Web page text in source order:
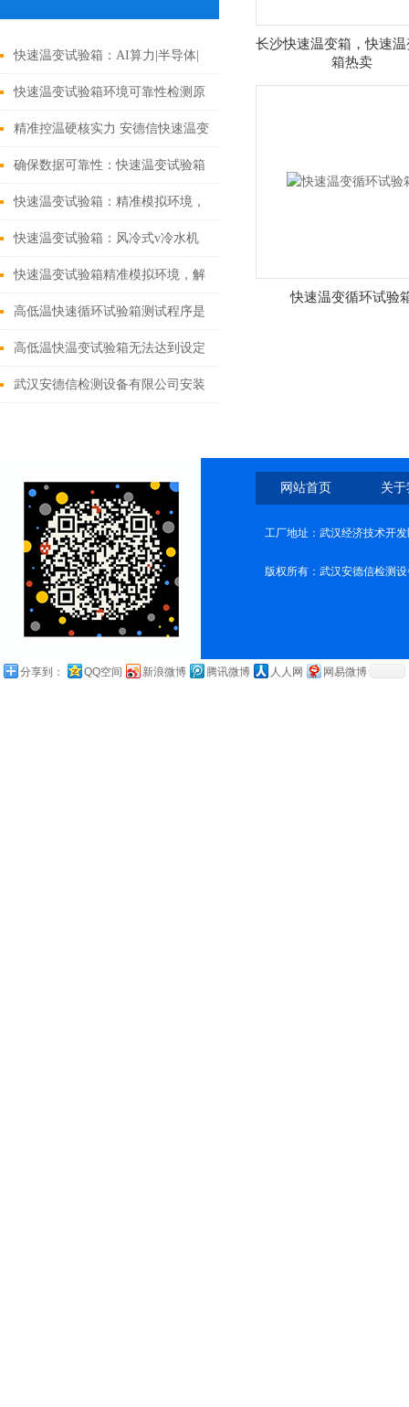
快速温变试验箱：AI算力|半导体|
光纤通信专用参数选型攻略
快速温变试验箱环境可靠性检测原
理及流程
精准控温硬核实力 安德信快速温变
试验箱赋能多行业可靠性测试
确保数据可靠性：快速温变试验箱
校准规范与关键技术
快速温变试验箱：精准模拟环境，
赋能产品可靠性验证
快速温变试验箱：风冷式v冷水机
差异选购指南
快速温变试验箱精准模拟环境，解
锁材料性能极限
高低温快速循环试验箱测试程序是
什么？
高低温快温变试验箱无法达到设定
值的原因及解决方法
武汉安德信检测设备有限公司安装
长沙快速温变箱，快速
箱热卖
快速温变循环试验
网站首页 关
工厂地址：武汉经济技术开
版权所有：武汉安德信检测
分享到： QQ空间 新浪微博 腾讯微博 人人网 网易微博